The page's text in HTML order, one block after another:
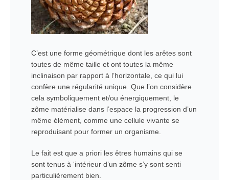
C’est une forme géométrique dont les arêtes sont
toutes de même taille et ont toutes la même
inclinaison par rapport à l’horizontale, ce qui lui
confère une régularité unique. Que l’on considère
cela symboliquement et/ou énergiquement, le
zôme matérialise dans l’espace la progression d’un
même élément, comme une cellule vivante se
reproduisant pour former un organisme.
Le fait est que a priori les êtres humains qui se
sont tenus à ‘intérieur d’un zôme s’y sont senti
particulièrement bien.